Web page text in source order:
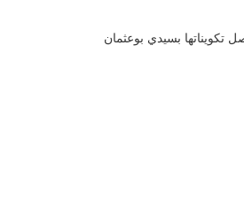
تكويناتها بسيدي بوعثمان